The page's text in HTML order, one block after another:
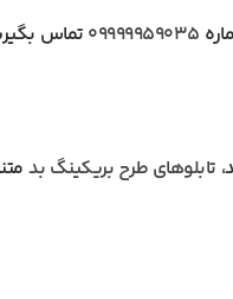
09999959035 تماس
تابلوهای طرح بریکینگ بد